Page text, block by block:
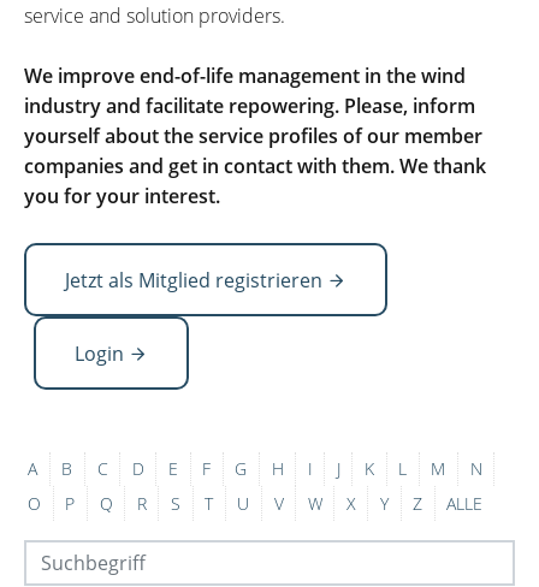
service and solution providers.
We improve end-of-life management in the wind
industry and facilitate repowering. Please, inform
yourself about the service profiles of our member
companies and get in contact with them. We thank
you for your interest.
Jetzt als Mitglied registrieren
Login
A B C D E F G H I J K L M
N
O
P Q R S T U V W X Y Z ALLE